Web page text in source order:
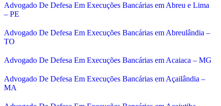
Advogado De Defesa Em Execuções Bancárias em Abreu e Lima
– PE
Advogado De Defesa Em Execuções Bancárias em Abreulândia –
TO
Advogado De Defesa Em Execuções Bancárias em Acaiaca – MG
Advogado De Defesa Em Execuções Bancárias em Açailândia –
MA